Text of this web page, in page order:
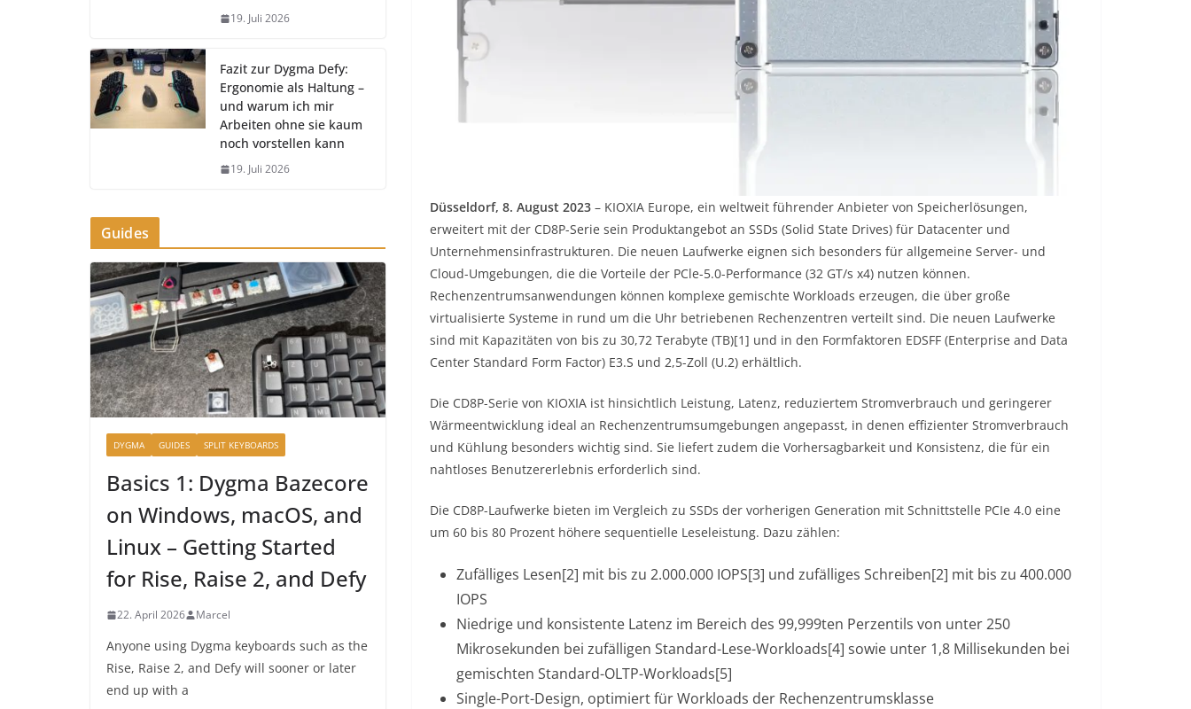
Düsseldorf, 8. August 2023 – KIOXIA Europe, ein weltweit führender Anbieter von Speicherlösungen,
erweitert mit der CD8P-Serie sein Produktangebot an SSDs (Solid State Drives) für Datacenter und
Unternehmensinfrastrukturen. Die neuen Laufwerke eignen sich besonders für allgemeine Server- und
Cloud-Umgebungen, die die Vorteile der PCle-5.0-Performance (32 GT/s x4) nutzen können.
Rechenzentrumsanwendungen können komplexe gemischte Workloads erzeugen, die über große
virtualisierte Systeme in rund um die Uhr betriebenen Rechenzentren verteilt sind. Die neuen Laufwerke
sind mit Kapazitäten von bis zu 30,72 Terabyte (TB)[1] und in den Formfaktoren EDSFF (Enterprise and Data
Center Standard Form Factor) E3.S und 2,5-Zoll (U.2) erhältlich.
Die CD8P-Serie von KIOXIA ist hinsichtlich Leistung, Latenz, reduziertem Stromverbrauch und geringerer
Wärmeentwicklung ideal an Rechenzentrumsumgebungen angepasst, in denen effizienter Stromverbrauch
und Kühlung besonders wichtig sind. Sie liefert zudem die Vorhersagbarkeit und Konsistenz, die für ein
nahtloses Benutzererlebnis erforderlich sind.
Die CD8P-Laufwerke bieten im Vergleich zu SSDs der vorherigen Generation mit Schnittstelle PCIe 4.0 eine
um 60 bis 80 Prozent höhere sequentielle Leseleistung. Dazu zählen:
Zufälliges Lesen[2] mit bis zu 2.000.000 IOPS[3] und zufälliges Schreiben[2] mit bis zu 400.000
IOPS
Niedrige und konsistente Latenz im Bereich des 99,999ten Perzentils von unter 250
Mikrosekunden bei zufälligen Standard-Lese-Workloads[4] sowie unter 1,8 Millisekunden bei
gemischten Standard-OLTP-Workloads[5]
Single-Port-Design, optimiert für Workloads der Rechenzentrumsklasse
19. Juli 2026
Fazit zur Dygma Defy:
Ergonomie als Haltung –
und warum ich mir
Arbeiten ohne sie kaum
noch vorstellen kann
19. Juli 2026
Guides
DYGMA GUIDES SPLIT KEYBOARDS
Basics 1: Dygma Bazecore
on Windows, macOS, and
Linux – Getting Started
for Rise, Raise 2, and Defy
22. April 2026 Marcel
Anyone using Dygma keyboards such as the
Rise, Raise 2, and Defy will sooner or later
end up with a